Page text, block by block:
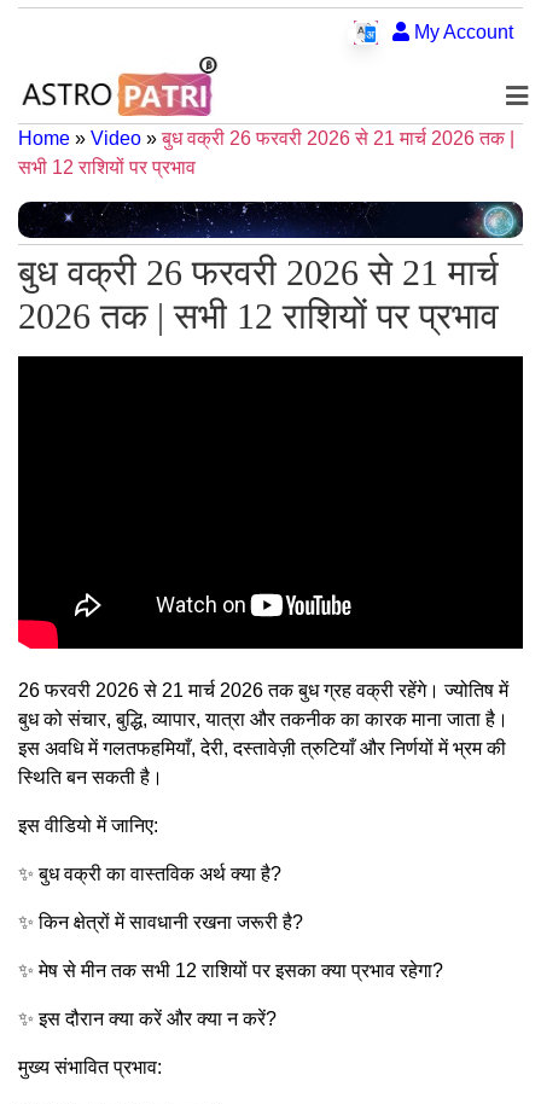
My Account
Home » Video »बुध वक्री 26 फरवरी 2026 से 21 मार्च 2026 तक |
सभी 12 राशियों पर प्रभाव
बुध वक्री 26 फरवरी 2026 से 21 मार्च
2026 तक | सभी 12 राशियों पर प्रभाव
26 फरवरी 2026 से 21 मार्च 2026 तक बुध ग्रह वक्री रहेंगे। ज्योतिष में
बुध को संचार, बुद्धि, व्यापार, यात्रा और तकनीक का कारक माना जाता है।
इस अवधि में गलतफहमियाँ, देरी, दस्तावेज़ी त्रुटियाँ और निर्णयों में भ्रम की
स्थिति बन सकती है।
इस वीडियो में जानिए:
✨ बुध वक्री का वास्तविक अर्थ क्या है?
✨ किन क्षेत्रों में सावधानी रखना जरूरी है?
✨ मेष से मीन तक सभी 12 राशियों पर इसका क्या प्रभाव रहेगा?
✨ इस दौरान क्या करें और क्या न करें?
मुख्य संभावित प्रभाव: